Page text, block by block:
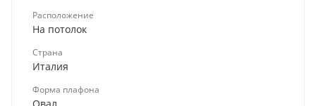
Расположение
На потолок
Страна
Италия
Форма плафона